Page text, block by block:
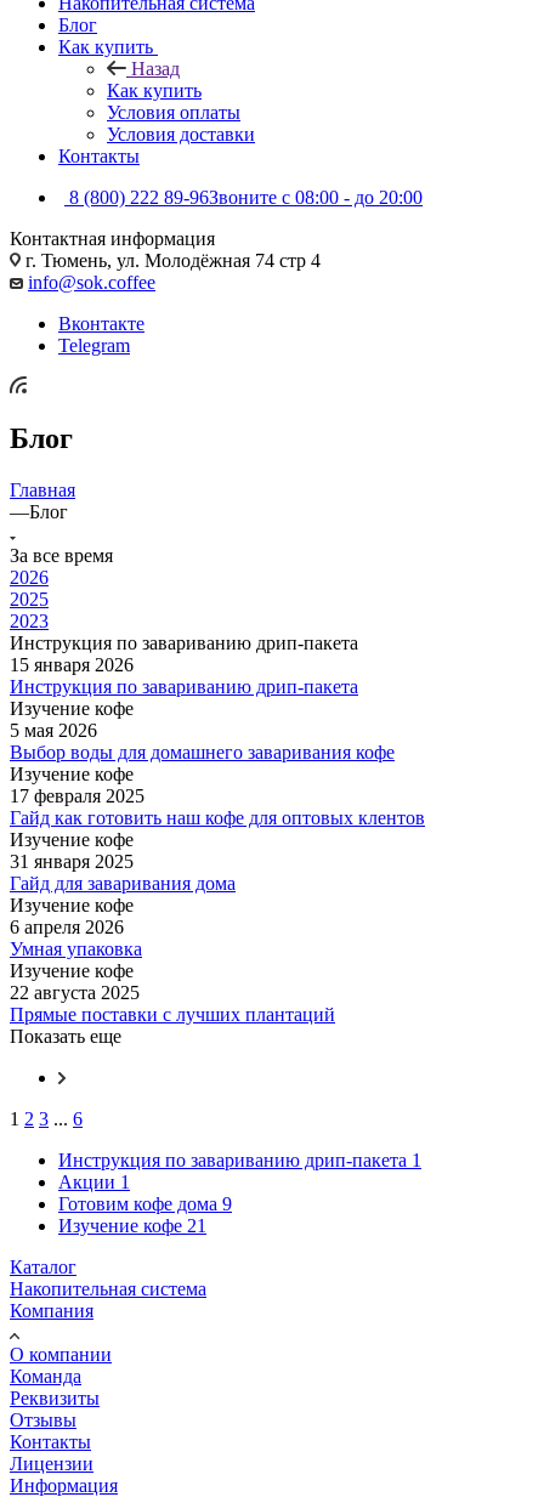
Блог
Как купить
Назад
Как купить
Условия оплаты
Условия доставки
Контакты
8 (800) 222 89-96Звоните с 08:00 - до 20:00
Контактная информация
г. Тюмень, ул. Молодёжная 74 стр 4
info@sok.coffee
Вконтакте
Telegram
Блог
Главная
—Блог
За все время
2026
2025
2023
Инструкция по завариванию дрип-пакета
15 января 2026
Инструкция по завариванию дрип-пакета
Изучение кофе
5 мая 2026
Выбор воды для домашнего заваривания кофе
Изучение кофе
17 февраля 2025
Гайд как готовить наш кофе для оптовых клентов
Изучение кофе
31 января 2025
Гайд для заваривания дома
Изучение кофе
6 апреля 2026
Умная упаковка
Изучение кофе
22 августа 2025
Прямые поставки с лучших плантаций
Показать еще
1 2 3 ... 6
Инструкция по завариванию дрип-пакета 1
Акции 1
Готовим кофе дома 9
Изучение кофе 21
Каталог
Накопительная система
Компания
О компании
Команда
Реквизиты
Отзывы
Контакты
Лицензии
Информация